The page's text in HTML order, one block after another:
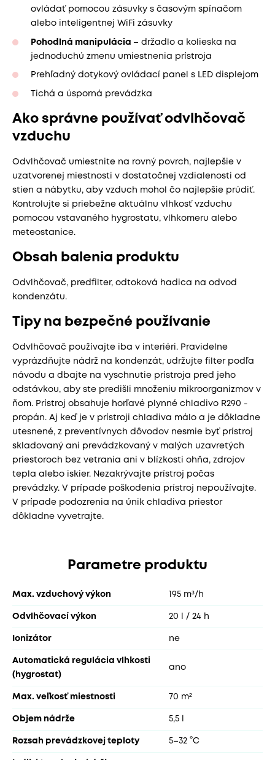
ovládať pomocou zásuvky s časovým spínačom
alebo inteligentnej WiFi zásuvky
Pohodlná manipulácia – držadlo a kolieska na
jednoduchú zmenu umiestnenia prístroja
Prehľadný dotykový ovládací panel s LED displejom
Tichá a úsporná prevádzka
Ako správne používať odvlhčovač
vzduchu
Odvlhčovač umiestnite na rovný povrch, najlepšie v
uzatvorenej miestnosti v dostatočnej vzdialenosti od
stien a nábytku, aby vzduch mohol čo najlepšie prúdiť.
Kontrolujte si priebežne aktuálnu vlhkosť vzduchu
pomocou vstavaného hygrostatu, vlhkomeru alebo
meteostanice.
Obsah balenia produktu
Odvlhčovač, predfilter, odtoková hadica na odvod
kondenzátu.
Tipy na bezpečné používanie
Odvlhčovač používajte iba v interiéri. Pravidelne
vyprázdňujte nádrž na kondenzát, udržujte filter podľa
návodu a dbajte na vyschnutie prístroja pred jeho
odstávkou, aby ste predišli množeniu mikroorganizmov v
ňom. Prístroj obsahuje horľavé plynné chladivo R290 -
propán. Aj keď je v prístroji chladiva málo a je dôkladne
utesnené, z preventívnych dôvodov nesmie byť prístroj
skladovaný ani prevádzkovaný v malých uzavretých
priestoroch bez vetrania ani v blízkosti ohňa, zdrojov
tepla alebo iskier. Nezakrývajte prístroj počas
prevádzky. V prípade poškodenia prístroj nepoužívajte.
V prípade podozrenia na únik chladiva priestor
dôkladne vyvetrajte.
Parametre produktu
Max. vzduchový výkon 195 m³/h
Odvlhčovací výkon 20 l / 24 h
Ionizátor ne
Automatická regulácia vlhkosti
(hygrostat)
ano
Max. veľkosť miestnosti 70 m²
Objem nádrže 5,5 l
Rozsah prevádzkovej teploty 5–32 °C